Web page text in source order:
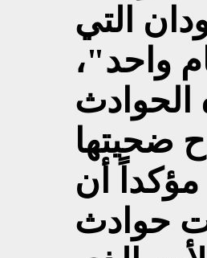
التي
واحد"،
ضحيتها
مؤكداً أن
حوادث